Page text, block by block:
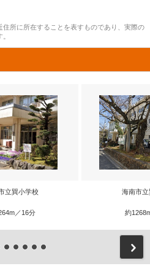
所に所在することを表すものであり、実際の
立巽小学校
／16分
海南市
約